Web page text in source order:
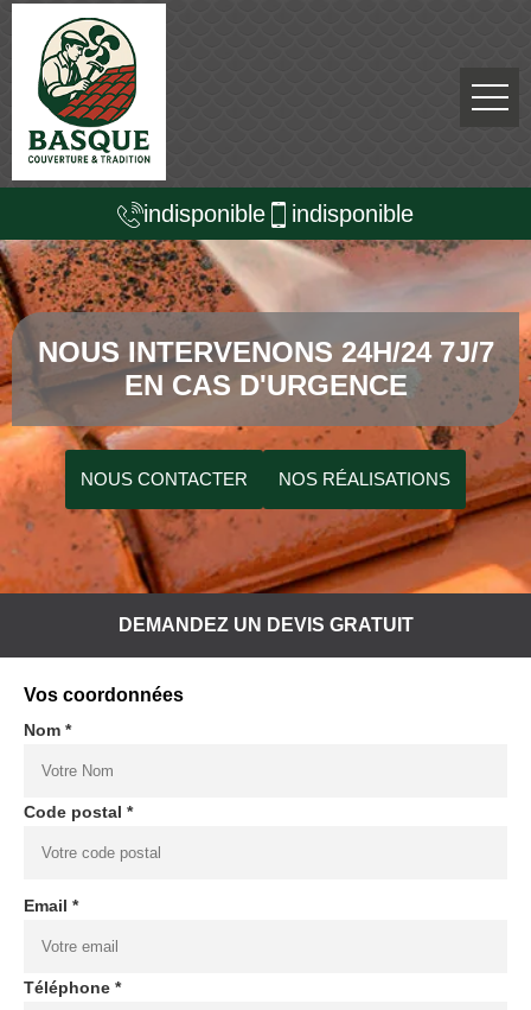
indisponible indisponible
NOUS INTERVENONS 24H/24 7J/7
EN CAS D'URGENCE
NOUS CONTACTER NOS RÉALISATIONS
DEMANDEZ UN DEVIS GRATUIT
Vos coordonnées
Nom *
Code postal *
Email *
Téléphone *